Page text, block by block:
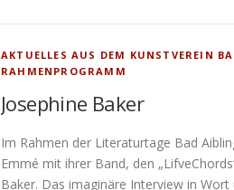
AKTUELLES AUS DEM KUNSTVEREIN
RAHMENPROGRAMM
Josephine Baker
Im Rahmen der Literaturtage Bad
Emmé mit ihrer Band, den
Baker. Das imaginäre Interview in Wort